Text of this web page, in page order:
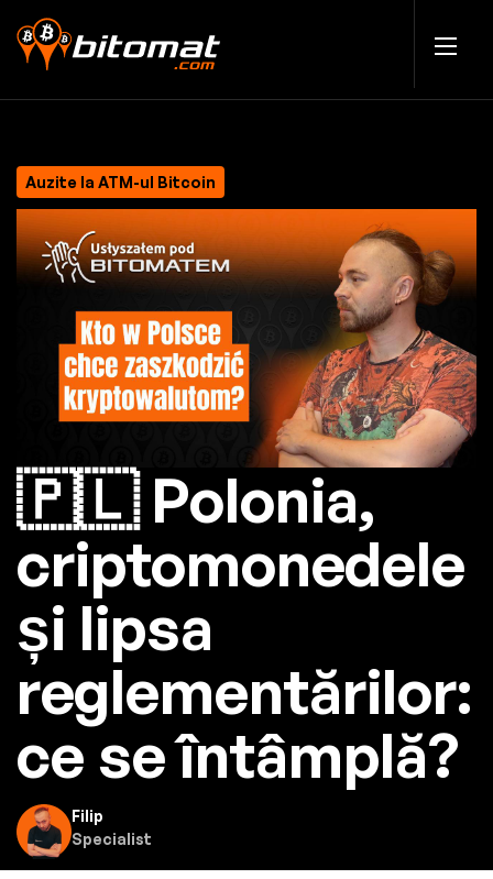
Auzite la ATM-ul Bitcoin
🇵🇱 Polonia,
criptomonedele
și lipsa
reglementărilor:
ce se întâmplă?
Filip
Specialist